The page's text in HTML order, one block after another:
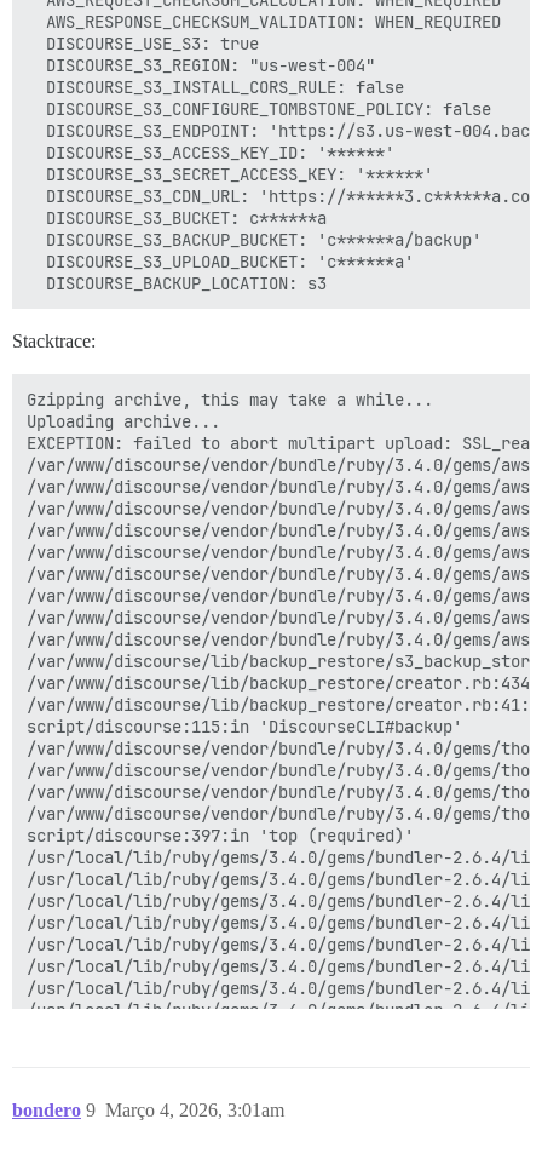
  AWS_RESPONSE_CHECKSUM_VALIDATION: WHEN_REQUIRED
  DISCOURSE_USE_S3: true
  DISCOURSE_S3_REGION: "us-west-004"
  DISCOURSE_S3_INSTALL_CORS_RULE: false
  DISCOURSE_S3_CONFIGURE_TOMBSTONE_POLICY: false
DISCOURSE_S3_ENDPOINT: 'https://s3.us-west-
  DISCOURSE_S3_ACCESS_KEY_ID: '******'
  DISCOURSE_S3_SECRET_ACCESS_KEY: '******'
DISCOURSE_S3_CDN_URL: 'https://
  DISCOURSE_S3_BUCKET: c******a
  DISCOURSE_S3_BACKUP_BUCKET: 'c******a/backup'
  DISCOURSE_S3_UPLOAD_BUCKET: 'c******a'
Stacktrace:
Gzipping archive, this may take a while...
Uploading archive...
EXCEPTION: failed to abort multipart upload:
/var/www/discourse/vendor/bundle/ruby/3.4.0/gems/
/var/www/discourse/vendor/bundle/ruby/3.4.0/gems/
/var/www/discourse/vendor/bundle/ruby/3.4.0/gems/
/var/www/discourse/vendor/bundle/ruby/3.4.0/gems/
/var/www/discourse/vendor/bundle/ruby/3.4.0/gems/
/var/www/discourse/vendor/bundle/ruby/3.4.0/gems/
/var/www/discourse/vendor/bundle/ruby/3.4.0/gems/
/var/www/discourse/vendor/bundle/ruby/3.4.0/gems/
/var/www/discourse/vendor/bundle/ruby/3.4.0/gems/
/var/www/discourse/lib/backup_restore/
/var/www/discourse/lib/backup_restore/
/var/www/discourse/lib/backup_restore/
script/discourse:115:in 'DiscourseCLI#backup'
/var/www/discourse/vendor/bundle/ruby/3.4.0/gems/
/var/www/discourse/vendor/bundle/ruby/3.4.0/gems/
/var/www/discourse/vendor/bundle/ruby/3.4.0/
/var/www/discourse/vendor/bundle/ruby/3.4.0/gems/
script/discourse:397:in 'top (required)'
/usr/local/lib/ruby/gems/3.4.0/gems/bundler-2.6.4/
/usr/local/lib/ruby/gems/3.4.0/gems/bundler-2.6.4/
/usr/local/lib/ruby/gems/3.4.0/gems/bundler-2.6.4/
/usr/local/lib/ruby/gems/3.4.0/gems/bundler-2.6.4/
/usr/local/lib/ruby/gems/3.4.0/gems/bundler-2.6.4/
/usr/local/lib/ruby/gems/3.4.0/gems/bundler-2.6.4/
/usr/local/lib/ruby/gems/3.4.0/gems/bundler-2.6.4/
/usr/local/lib/ruby/gems/3.4.0/gems/bundler-
/usr/local/lib/ruby/gems/3.4.0/gems/bundler-2.6.4/
bondero Março 4, 2026, 3:01am
9